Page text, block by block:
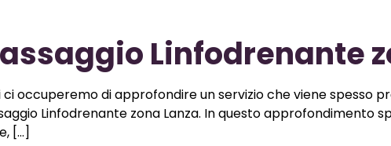
Linfodrenante
ci occuperemo di approfondire un servizio che viene spesso
Linfodrenante zona Lanza. In questo approfondimento
[…]